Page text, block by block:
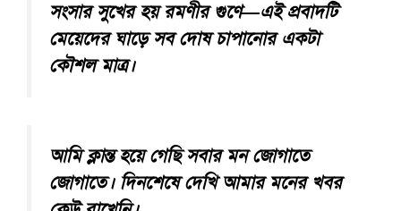
সংসার সুখের হয় রমণীর গুণে—এই প্রবাদটি
মেয়েদের ঘাড়ে সব দোষ চাপানোর একটা
কৌশল মাত্র।
আমি ক্লান্ত হয়ে গেছি সবার মন জোগাতে
জোগাতে। দিনশেষে দেখি আমার মনের খবর